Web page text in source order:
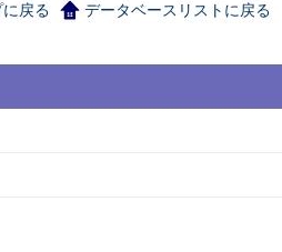
戻る データベースリストに戻る